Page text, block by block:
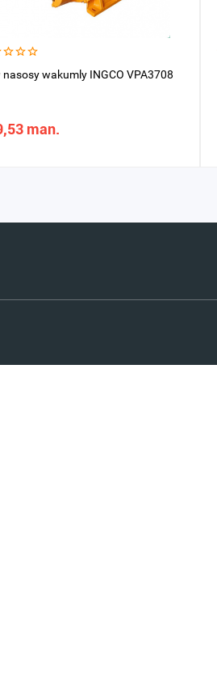
nasosy wakumly INGCO VPA3708
man.